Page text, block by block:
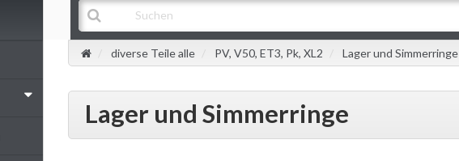
diverse Teile alle PV, V50, ET3, Pk, XL2 Lager und Simmerringe
Lager und Simmerringe